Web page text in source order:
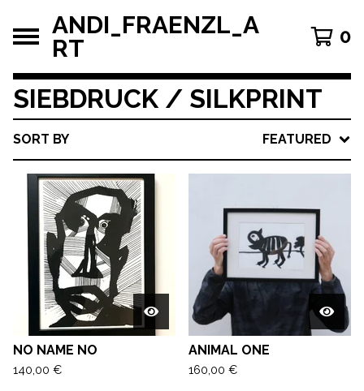
ANDI_FRAENZL_A
RT
0
SIEBDRUCK / SILKPRINT
SORT BY FEATURED
NO NAME NO
140,00 €
ANIMAL ONE
160,00 €